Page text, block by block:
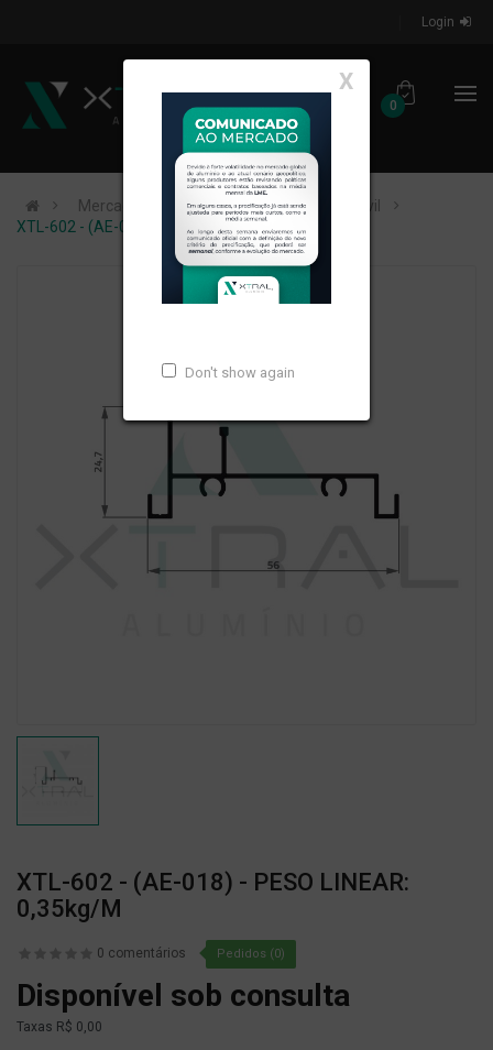
Login
0
X
Don't show again
Mercados de Atuação
Construção Civil
XTL-602 - (AE-018) - PESO LINEAR: 0,35kg/m
XTL-602 - (AE-018) - PESO LINEAR:
0,35kg/m
0 comentários Pedidos (0)
Disponível sob consulta
Taxas R$ 0,00